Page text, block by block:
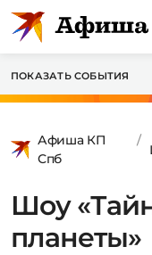
ПОКАЗАТЬ СОБЫТИЯ
Афиша КП
Спб
Шоу
планеты»